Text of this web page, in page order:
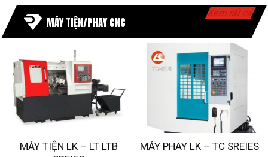
MÁY TIỆN/PHAY CNC
Xem tất cả
MÁY TIỆN LK – LT LTB
MÁY PHAY LK – TC SREIES